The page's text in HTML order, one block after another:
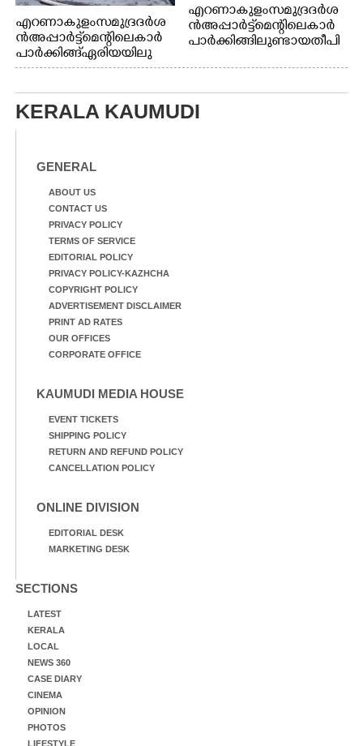
എറണാകുളം സമുദ്ര ദർശ
ൻ അപ്പാർട്ട്മെന്റിലെ കാർ
പാർക്കിങ്ങ് ഏരിയയിലു
ണ്ടായ തീപിടിത്തം അണ
എറണാകുളം സമുദ്ര ദർശ
ൻ അപ്പാർട്ട്മെന്റിലെ കാർ
പാർക്കിങ്ങിലുണ്ടായ തീപി
കാരണം സമീപത്ത് കൂടി
കുട്ടി
KERALA KAUMUDI
GENERAL
ABOUT US
CONTACT US
PRIVACY POLICY
TERMS OF SERVICE
EDITORIAL POLICY
PRIVACY POLICY-KAZHCHA
COPYRIGHT POLICY
ADVERTISEMENT DISCLAIMER
PRINT AD RATES
OUR OFFICES
CORPORATE OFFICE
KAUMUDI MEDIA HOUSE
EVENT TICKETS
SHIPPING POLICY
RETURN AND REFUND POLICY
CANCELLATION POLICY
ONLINE DIVISION
EDITORIAL DESK
MARKETING DESK
SECTIONS
LATEST
KERALA
LOCAL
NEWS 360
CASE DIARY
CINEMA
OPINION
PHOTOS
LIFESTYLE